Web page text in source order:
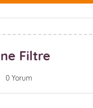
Filtre
0 Yorum